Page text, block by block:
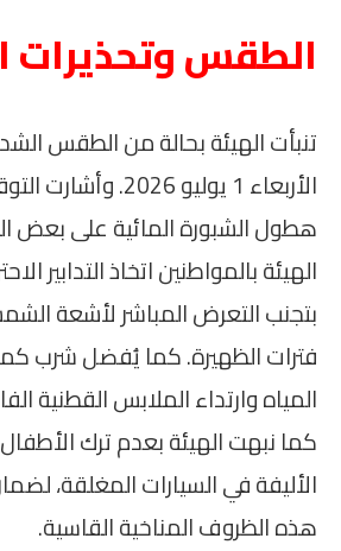
الطقس وتحذيرات
تنبأت الهيئة بحالة من الطقس
الأربعاء 1 يوليو
هطول الشبورة المائية على بعض
الهيئة بالمواطنين اتخاذ التدابير
بتجنب التعرض المباشر لأشعة
فترات الظهيرة. كما يُفضل شرب
المياه وارتداء الملابس القطنية
كما نبهت الهيئة بعدم ترك الأطفال
الأليفة في السيارات المغلقة،
هذه الظروف المناخية القاسية.